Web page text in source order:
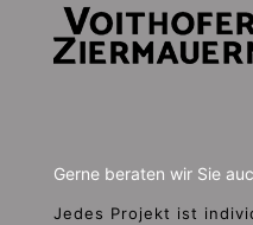
Gerne beraten wir Sie
Jedes Projekt ist